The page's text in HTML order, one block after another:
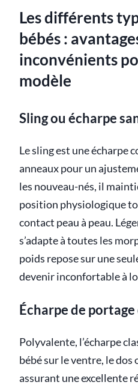
Les différents
bébés :
inconvénients
modèle
Sling ou écharpe
Le sling est une écharpe
anneaux pour un
les nouveau-nés, il
position physiologique
contact peau à peau.
s’adapte à toutes les
poids repose sur une
devenir inconfortable à
Écharpe de
Polyvalente, l’écharpe
bébé sur le ventre, le dos
assurant une excellente